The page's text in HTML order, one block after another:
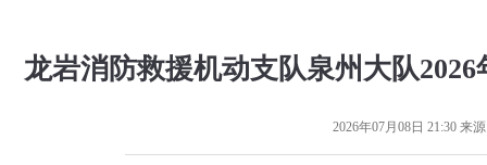
龙岩消防救援机动支队泉州大队
2026年07月08日 21:30 来